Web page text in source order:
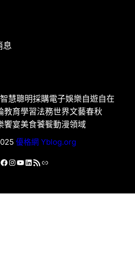
息
慧聰明採購電子娛樂自遊自在
教育學習法務世界文藝春秋
饗宴美食饕餮動漫領域
優格網 Yblog.org
Facebook
Instagram
YouTube
LinkedIn
RSS 資訊提供連結